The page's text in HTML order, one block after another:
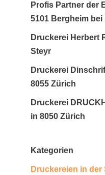
Profis Partner der
5101 Bergheim bei
Druckerei Herbert
Steyr
Druckerei
8055 Zürich
Druckerei
in 8050 Zürich
Kategorien
Druckereien in der